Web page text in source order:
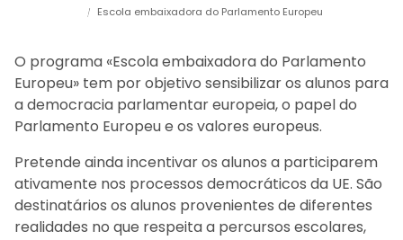
Escola embaixadora do Parlamento Europeu
O programa «Escola embaixadora do Parlamento
Europeu» tem por objetivo sensibilizar os alunos para
a democracia parlamentar europeia, o papel do
Parlamento Europeu e os valores europeus.
Pretende ainda incentivar os alunos a participarem
ativamente nos processos democráticos da UE. São
destinatários os alunos provenientes de diferentes
realidades no que respeita a percursos escolares,